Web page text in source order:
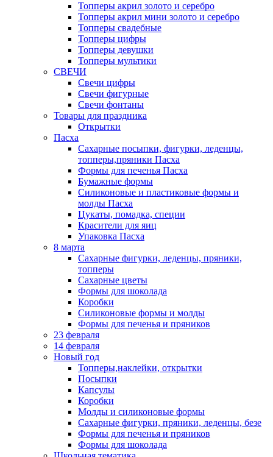
Топперы акрил золото и серебро
Топперы акрил мини золото и серебро
Топперы свадебные
Топперы цифры
Топперы девушки
Топперы мультики
СВЕЧИ
Свечи цифры
Свечи фигурные
Свечи фонтаны
Товары для праздника
Открытки
Пасха
Сахарные посыпки, фигурки, леденцы,
топперы,пряники Пасха
Формы для печенья Пасха
Бумажные формы
Силиконовые и пластиковые формы и
молды Пасха
Цукаты, помадка, специи
Красители для яиц
Упаковка Пасха
8 марта
Сахарные фигурки, леденцы, пряники,
топперы
Сахарные цветы
Формы для шоколада
Коробки
Силиконовые формы и молды
Формы для печенья и пряников
23 февраля
14 февраля
Новый год
Топперы,наклейки, открытки
Посыпки
Капсулы
Коробки
Молды и силиконовые формы
Сахарные фигурки, пряники, леденцы, безе
Формы для печенья и пряников
Формы для шоколада